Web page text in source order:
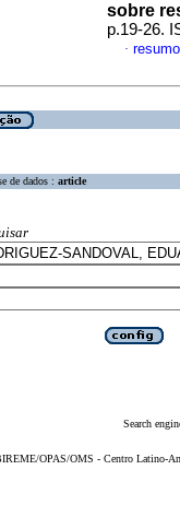
sobre
p.19-26.
·
de dados : article
Search
OPAS/OMS - Centro Latino-